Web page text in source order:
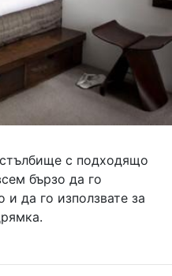
с подходящо
бързо да го
и да го използвате за